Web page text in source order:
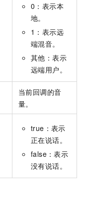
0：表示本
地。
1：表示远
端混音。
其他：表示
远端用户。
当前回调的音
量。
true：表示
正在说话。
false：表示
没有说话。